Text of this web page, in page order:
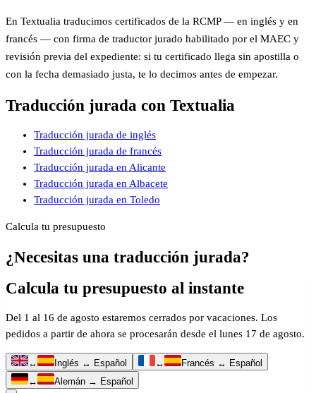
En Textualia traducimos certificados de la RCMP — en inglés y en
francés — con firma de traductor jurado habilitado por el MAEC y
revisión previa del expediente: si tu certificado llega sin apostilla o
con la fecha demasiado justa, te lo decimos antes de empezar.
Traducción jurada con Textualia
Traducción jurada de inglés
Traducción jurada de francés
Traducción jurada en Alicante
Traducción jurada en Albacete
Traducción jurada en Toledo
Calcula tu presupuesto
¿Necesitas una traducción jurada?
Calcula tu presupuesto al instante
Del 1 al 16 de agosto estaremos cerrados por vacaciones. Los
pedidos a partir de ahora se procesarán desde el lunes 17 de agosto.
↔ Inglés ↔ Español ↔
Francés ↔ Español
↔
Alemán → Español